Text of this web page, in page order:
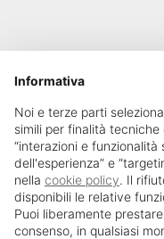
Informativa
Noi e terze parti
simili per finalità
“interazioni e funzionalità
dell'esperienza” e
nella cookie policy. Il
disponibili le relative
Puoi liberamente
consenso, in qualsiasi